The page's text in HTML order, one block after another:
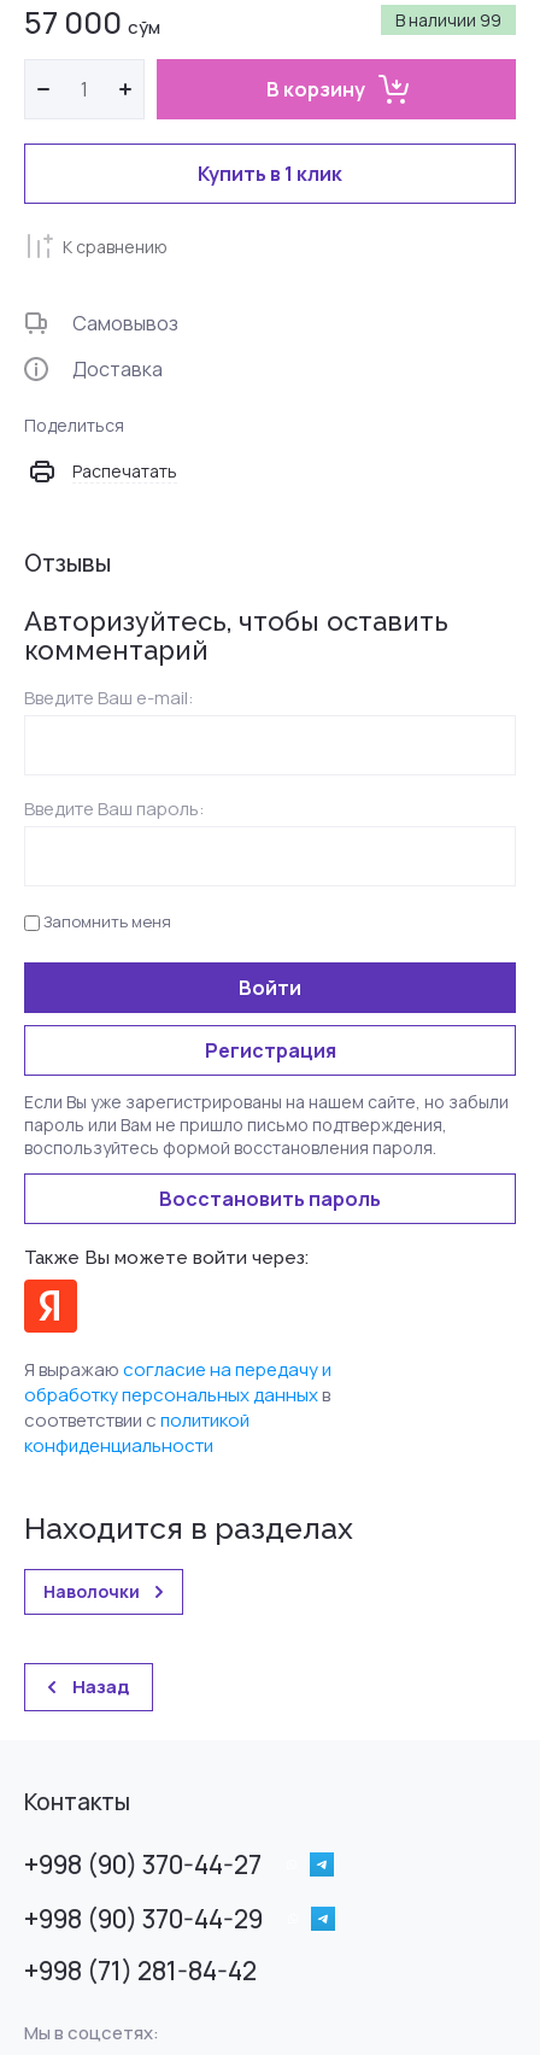
В наличии 99
57 000 сўм
В корзину
Купить в 1 клик
К сравнению
Самовывоз
Доставка
Поделиться
Распечатать
Отзывы
Авторизуйтесь, чтобы оставить
комментарий
Введите Ваш e-mail:
Введите Ваш пароль:
Запомнить меня
Войти
Регистрация
Если Вы уже зарегистрированы на нашем сайте, но забыли
пароль или Вам не пришло письмо подтверждения,
воспользуйтесь формой восстановления пароля.
Восстановить пароль
Также Вы можете войти через:
Я выражаюсогласие на передачу и
обработку персональных данныхв
соответствии сполитикой
конфиденциальности
Находится в разделах
Наволочки
Назад
Контакты
+998 (90) 370-44-27
+998 (90) 370-44-29
+998 (71) 281-84-42
Мы в соцсетях: